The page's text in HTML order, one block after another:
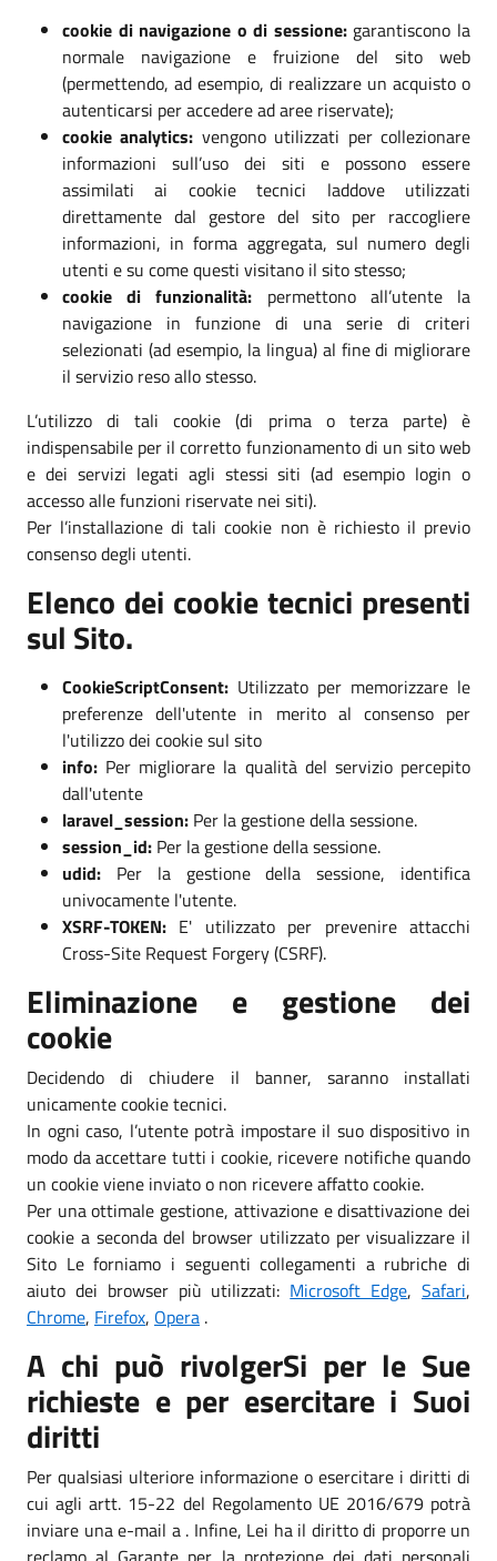
cookie di navigazione o di sessione:garantiscono la
normale navigazione e fruizione del sito web
(permettendo, ad esempio, di realizzare un acquisto o
autenticarsi per accedere ad aree riservate);
cookie analytics: vengono utilizzati per collezionare
informazioni sull’uso dei siti e possono essere
assimilati ai cookie tecnici laddove utilizzati
direttamente dal gestore del sito per raccogliere
informazioni, in forma aggregata, sul numero degli
utenti e su come questi visitano il sito stesso;
cookie di funzionalità: permettono all’utente la
navigazione in funzione di una serie di criteri
selezionati (ad esempio, la lingua) al fine di migliorare
il servizio reso allo stesso.
L’utilizzo di tali cookie (di prima o terza parte) è
indispensabile per il corretto funzionamento di un sito web
e dei servizi legati agli stessi siti (ad esempio login o
accesso alle funzioni riservate nei siti).
Per l’installazione di tali cookie non è richiesto il previo
consenso degli utenti.
Elenco dei cookie tecnici presenti
sul Sito.
CookieScriptConsent: Utilizzato per memorizzare le
preferenze dell'utente in merito al consenso per
l'utilizzo dei cookie sul sito
info: Per migliorare la qualità del servizio percepito
dall'utente
laravel_session: Per la gestione della sessione.
session_id: Per la gestione della sessione.
udid: Per la gestione della sessione, identifica
univocamente l'utente.
XSRF-TOKEN: E' utilizzato per prevenire attacchi
Cross-Site Request Forgery (CSRF).
Eliminazione e gestione dei
cookie
Decidendo di chiudere il banner, saranno installati
unicamente cookie tecnici.
In ogni caso, l’utente potrà impostare il suo dispositivo in
modo da accettare tutti i cookie, ricevere notifiche quando
un cookie viene inviato o non ricevere affatto cookie.
Per una ottimale gestione, attivazione e disattivazione dei
cookie a seconda del browser utilizzato per visualizzare il
Sito Le forniamo i seguenti collegamenti a rubriche di
aiuto dei browser più utilizzati: Microsoft Edge,Safari,
Chrome, Firefox, Opera .
A chi può rivolgerSi per le Sue
richieste e per esercitare i Suoi
diritti
Per qualsiasi ulteriore informazione o esercitare i diritti di
cui agli artt. 15-22 del Regolamento UE 2016/679 potrà
inviare una e-mail a . Infine, Lei ha il diritto di proporre un